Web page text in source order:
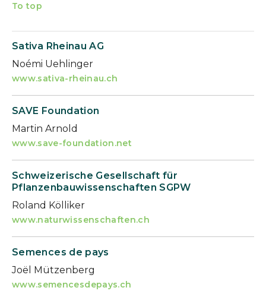
To top
Sativa Rheinau AG
Noémi Uehlinger
www.sativa-rheinau.ch
SAVE Foundation
Martin Arnold
www.save-foundation.net
Schweizerische Gesellschaft für
Pflanzenbauwissenschaften SGPW
Roland Kölliker
www.naturwissenschaften.ch
Semences de pays
Joël Mützenberg
www.semencesdepays.ch